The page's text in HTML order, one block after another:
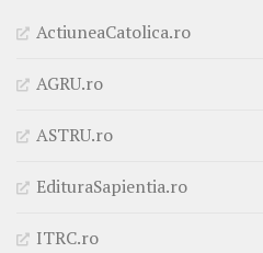
ActiuneaCatolica.ro
AGRU.ro
ASTRU.ro
EdituraSapientia.ro
ITRC.ro